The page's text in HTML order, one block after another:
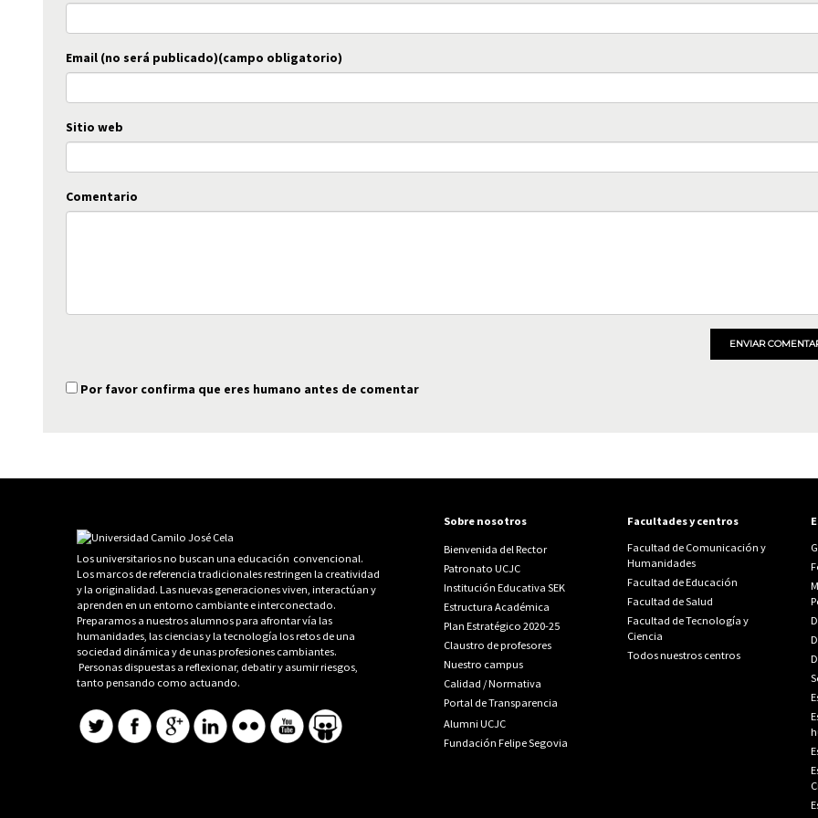
Email (no será publicado)(campo obligatorio)
Sitio web
Comentario
ENVIAR
Por favor confirma que eres humano antes de comentar
Los universitarios no buscan una educación convencional.
Los marcos de referencia tradicionales restringen la creatividad
y la originalidad. Las nuevas generaciones viven, interactúan y
aprenden en un entorno cambiante e interconectado.
Preparamos a nuestros alumnos para afrontar vía las
humanidades, las ciencias y la tecnología los retos de una
sociedad dinámica y de unas profesiones cambiantes.
Personas dispuestas a reflexionar, debatir y asumir riesgos,
tanto pensando como actuando.
Sobre nosotros
Bienvenida del Rector
Patronato UCJC
Institución Educativa SEK
Estructura Académica
Plan Estratégico 2020-25
Claustro de profesores
Nuestro campus
Calidad /Normativa
Portal de Transparencia
Alumni UCJC
Fundación Felipe Segovia
Facultades y centros
Facultad de Comunicación y
Humanidades
Facultad de Educación
Facultad de Salud
Facultad de Tecnología y
Ciencia
Todos nuestros centros